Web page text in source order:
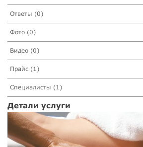
Ответы (0)
Фото (0)
Видео (0)
Прайс (1)
Специалисты (1)
Детали услуги